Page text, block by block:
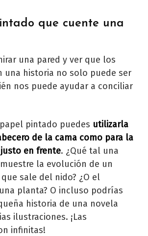
que cuente una
una pared y ver que los
una historia no solo puede ser
nos puede ayudar a conciliar
pintado puedes utilizarla
de la cama como para la
en frente. ¿Qué tal una
la evolución de un
sale del nido? ¿O el
planta? O incluso podrías
historia de una novela
ilustraciones. ¡Las
infinitas!